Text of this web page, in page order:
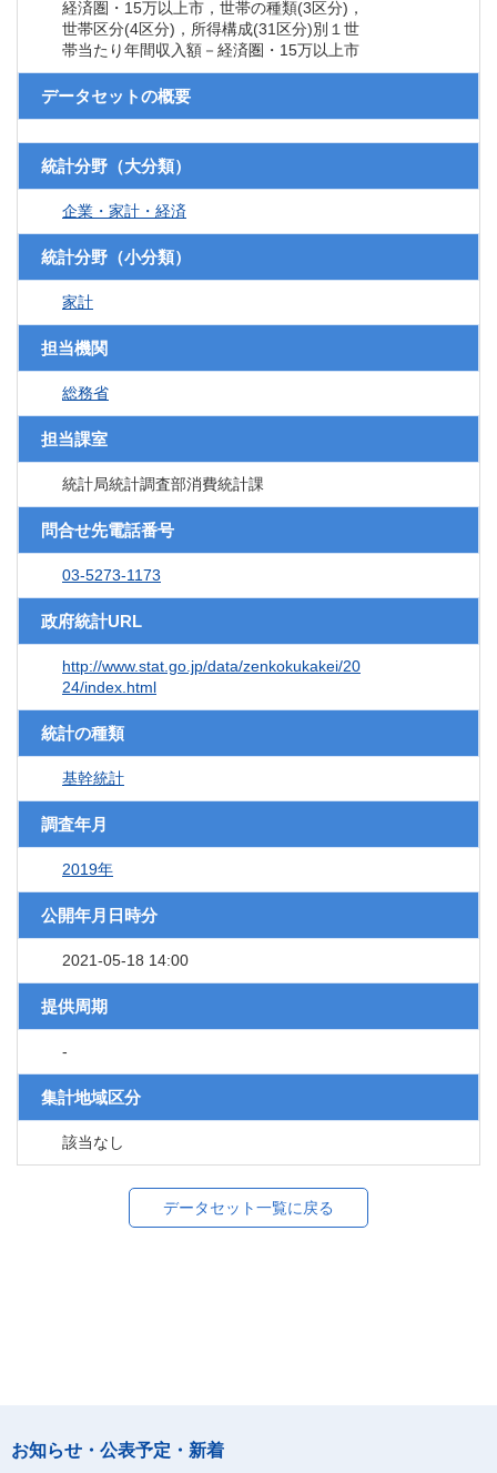
経済圏・15万以上市，世帯の種類(3区分)，
世帯区分(4区分)，所得構成(31区分)別１世
帯当たり年間収入額－経済圏・15万以上市
データセットの概要
統計分野（大分類）
企業・家計・経済
統計分野（小分類）
家計
担当機関
総務省
担当課室
統計局統計調査部消費統計課
問合せ先電話番号
03-5273-1173
政府統計URL
http://www.stat.go.jp/data/zenkokukakei/20
24/index.html
統計の種類
基幹統計
調査年月
2019年
公開年月日時分
2021-05-18 14:00
提供周期
-
集計地域区分
該当なし
データセット一覧に戻る
お知らせ・公表予定・新着